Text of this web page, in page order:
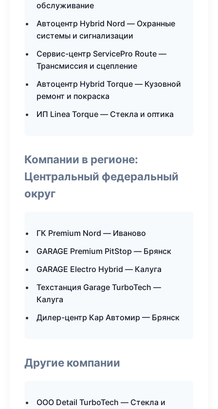
обслуживание
Автоцентр Hybrid Nord — Охранные
системы и сигнализации
Сервис-центр ServicePro Route —
Трансмиссия и сцепление
Автоцентр Hybrid Torque — Кузовной
ремонт и покраска
ИП Linea Torque — Стекла и оптика
Компании в регионе:
Центральный федеральный
округ
ГК Premium Nord — Иваново
GARAGE Premium PitStop — Брянск
GARAGE Electro Hybrid — Калуга
Техстанция Garage TurboTech —
Калуга
Дилер-центр Кар Автомир — Брянск
Другие компании
ООО Detail TurboTech — Стекла и